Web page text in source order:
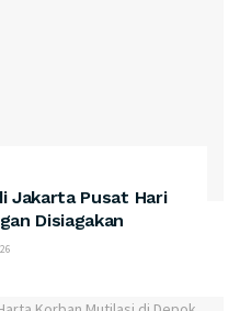
Jakarta Pusat Hari
Disiagakan